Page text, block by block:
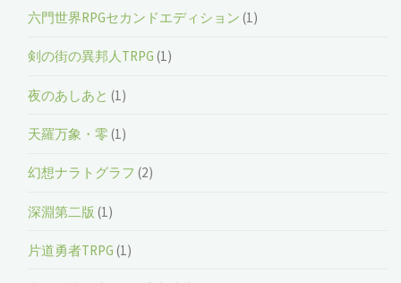
六門世界RPGセカンドエディション (1)
剣の街の異邦人TRPG (1)
夜のあしあと (1)
天羅万象・零 (1)
幻想ナラトグラフ (2)
深淵第二版 (1)
片道勇者TRPG (1)